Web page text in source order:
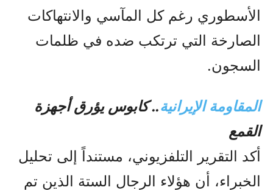
الأسطوري رغم كل المآسي والانتهاكات
الصارخة التي ترتكب ضده في ظلمات
السجون.
المقاومة الإيرانية.. كابوس يؤرق أجهزة
القمع
أكد التقرير التلفزيوني، مستنداً إلى تحليل
الخبراء، أن هؤلاء الرجال الستة الذين تم